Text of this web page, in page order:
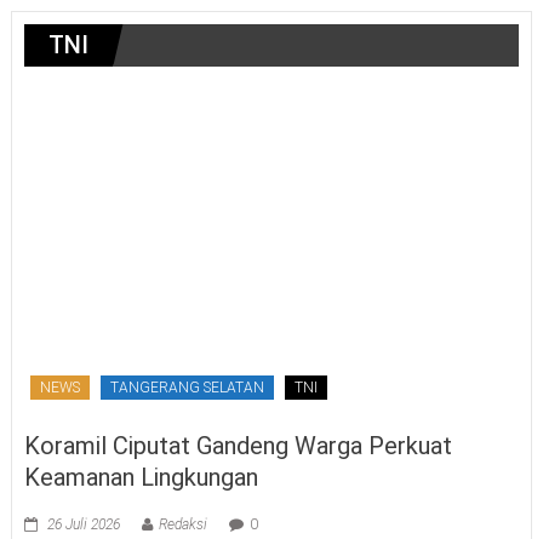
TNI
NEWS TANGERANG SELATAN TNI
Koramil Ciputat Gandeng Warga Perkuat
Keamanan Lingkungan
26 Juli 2026 Redaksi 0